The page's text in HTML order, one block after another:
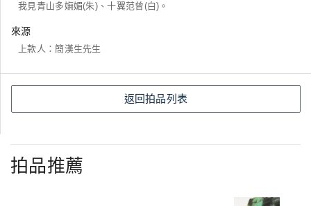
我見青山多嫵媚(朱)、十翼范曾(白)。
來源
上款人：簡漢生先生
返回拍品列表
拍品推薦